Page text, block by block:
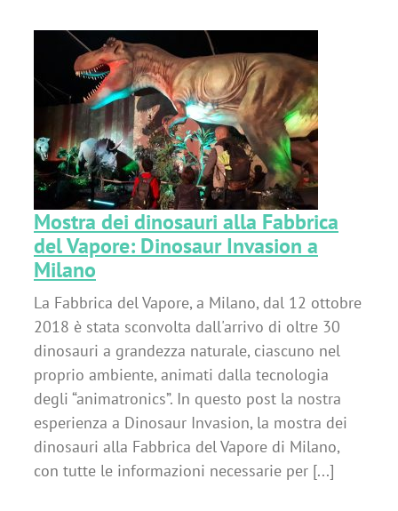
Mostra dei dinosauri alla Fabbrica
del Vapore: Dinosaur Invasion a
Milano
La Fabbrica del Vapore, a Milano, dal 12 ottobre
2018 è stata sconvolta dall'arrivo di oltre 30
dinosauri a grandezza naturale, ciascuno nel
proprio ambiente, animati dalla tecnologia
degli “animatronics”. In questo post la nostra
esperienza a Dinosaur Invasion, la mostra dei
dinosauri alla Fabbrica del Vapore di Milano,
con tutte le informazioni necessarie per [...]